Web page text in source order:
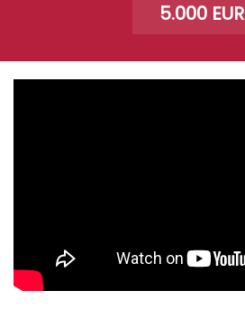
5.000 EUR